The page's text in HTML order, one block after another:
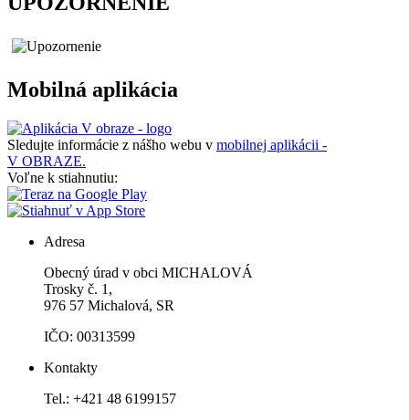
Mobilná aplikácia
Sledujte informácie z nášho webu v mobilnej aplikácii -
V OBRAZE.
Voľne k stiahnutiu:
Adresa
Obecný úrad v obci MICHALOVÁ
Trosky č. 1,
976 57 Michalová, SR
IČO: 00313599
Kontakty
Tel.: +421 48 6199157